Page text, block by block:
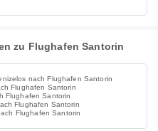
zu Flughafen Santorin
nach Flughafen Santorin
Flughafen Santorin
Flughafen Santorin
Flughafen Santorin
Flughafen Santorin